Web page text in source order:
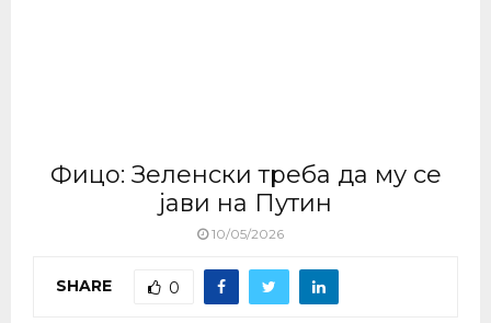
Фицо: Зеленски треба да му се
јави на Путин
10/05/2026
SHARE 0